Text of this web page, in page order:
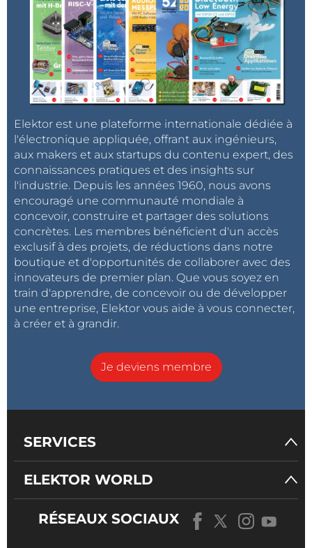
Elektor est une plateforme internationale dédiée à
l'électronique appliquée, offrant aux ingénieurs,
aux makers et aux startups du contenu expert, des
connaissances pratiques et des insights sur
l'industrie. Depuis les années 1960, nous avons
encouragé une communauté mondiale à
concevoir, construire et partager des solutions
concrètes. Les membres bénéficient d'un accès
exclusif à des projets, de réductions dans notre
boutique et d'opportunités de collaborer avec des
innovateurs de premier plan. Que vous soyez en
train d'apprendre, de concevoir ou de développer
une entreprise, Elektor vous aide à vous connecter,
à créer et à grandir.
Je deviens membre
SERVICES
ELEKTOR WORLD
RÉSEAUX SOCIAUX